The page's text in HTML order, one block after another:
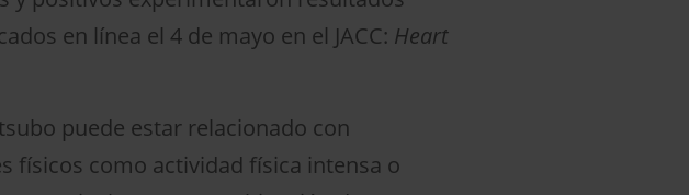
en línea el 4 de mayo en el JACC: Heart
puede estar relacionado con
físicos como actividad física intensa o